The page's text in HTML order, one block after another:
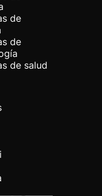
de
de
de salud